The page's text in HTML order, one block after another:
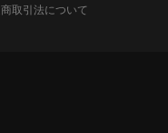
取引法について